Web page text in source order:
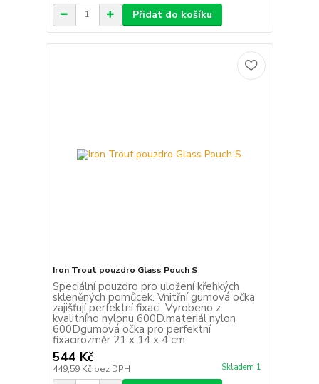
Přidat do košíku
Iron Trout pouzdro Glass Pouch S
Speciální pouzdro pro uložení křehkých
skleněných pomůcek. Vnitřní gumová očka
zajišťují perfektní fixaci. Vyrobeno z
kvalitního nylonu 600D.materiál nylon
600Dgumová očka pro perfektní
fixacirozměr 21 x 14 x 4 cm
544 Kč
449,59 Kč bez DPH Skladem 1